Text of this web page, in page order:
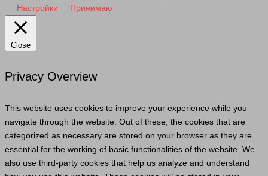
Настройки
Принимаю
Close
Privacy Overview
This website uses cookies to improve your experience while you
navigate through the website. Out of these, the cookies that are
categorized as necessary are stored on your browser as they are
essential for the working of basic functionalities of the website. We
also use third-party cookies that help us analyze and understand